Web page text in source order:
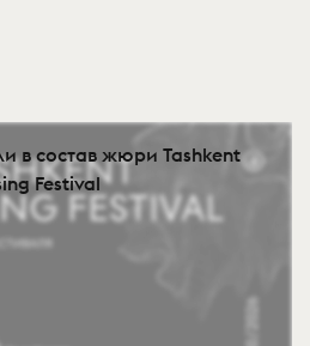
в состав жюри Tashkent
Festival